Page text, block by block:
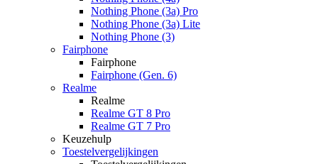
Nothing Phone (3a) Pro
Nothing Phone (3a) Lite
Nothing Phone (3)
Fairphone
Fairphone
Fairphone (Gen. 6)
Realme
Realme
Realme GT 8 Pro
Realme GT 7 Pro
Keuzehulp
Toestelvergelijkingen